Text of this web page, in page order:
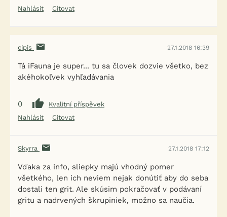
Nahlásit
Citovat
cipis 27.1.2018 16:39
Tá iFauna je super... tu sa človek dozvie všetko, bez
akéhokoľvek vyhľadávania
0
Kvalitní příspěvek
Nahlásit
Citovat
Skyrra 27.1.2018 17:12
Vďaka za info, sliepky majú vhodný pomer
všetkého, len ich neviem nejak donútiť aby do seba
dostali ten grit. Ale skúsim pokračovať v podávaní
gritu a nadrvených škrupiniek, možno sa naučia.